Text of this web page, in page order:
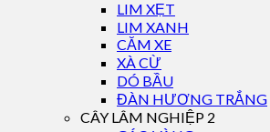
LIM XẸT
LIM XANH
CĂM XE
XÀ CỪ
DÓ BẦU
ĐÀN HƯƠNG TRẮNG
CÂY LÂM NGHIỆP 2